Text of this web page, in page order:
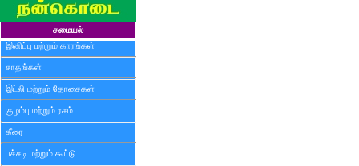
சமையல்
இனிப்பு மற்றும் காரங்கள்
சாதங்கள்
இட்லி மற்றும் தோசைகள்
குழம்பு மற்றும் ரசம்
கீரை
பச்சடி மற்றும் கூட்டு